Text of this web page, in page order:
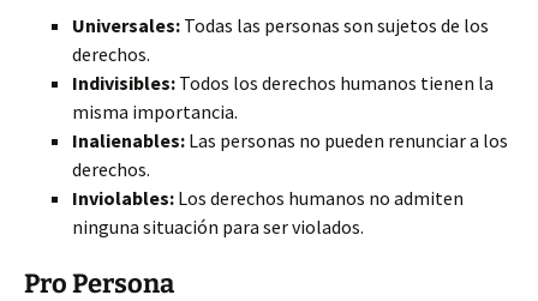
Universales: Todas las personas son sujetos de los
derechos.
Indivisibles: Todos los derechos humanos tienen la
misma importancia.
Inalienables: Las personas no pueden renunciar a los
derechos.
Inviolables: Los derechos humanos no admiten
ninguna situación para ser violados.
Pro Persona